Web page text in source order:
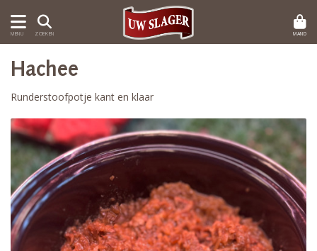
MENU ZOEKEN MAND
Hachee
Runderstoofpotje kant en klaar